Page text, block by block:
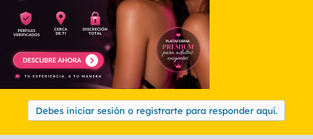
Debes iniciar sesión o registrarte para responder aquí.